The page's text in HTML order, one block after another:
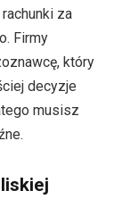
za
Firmy
który
decyzje
musisz